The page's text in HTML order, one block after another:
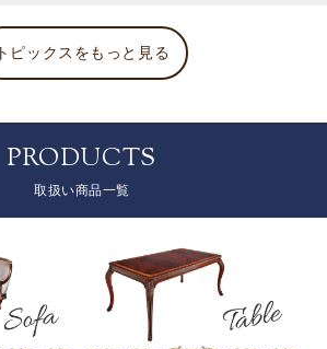
トピックスをもっと見る
PRODUCTS
取扱い商品一覧